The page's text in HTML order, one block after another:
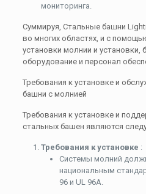
мониторинга.
Суммируя, Стальные башни
во многих областях, и с
установки молнии и установки,
оборудование и персонал
Требования к установке и
башни с молнией
Требования к установке и
стальных башен являются
Требования к установке :
Системы молний
национальным
96 и UL 96A.